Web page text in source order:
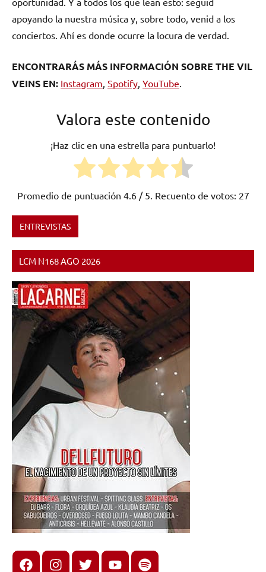
apoyando la nuestra música y, sobre todo, venid a los
conciertos. Ahí es donde ocurre la locura de verdad.
ENCONTRARÁS MÁS INFORMACIÓN SOBRE THE VIL
VEINS EN: Instagram Spotify YouTube
Valora este contenido
¡Haz clic en una estrella para puntuarlo!
Promedio de puntuación 4.6/ 5. Recuento de votos: 27
Etiquetado
Barcelona,
blues,
España,
garage,
rock,
stoner
rock
ENTREVISTAS
LCM N168 AGO 2026
FacebookInstagram
X youtubespotify